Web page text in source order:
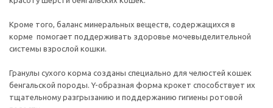
Кроме того, баланс минеральных веществ, содержащихся в
корме помогает поддерживать здоровье мочевыделительной
системы взрослой кошки.
Гранулы сухого корма созданы специально для челюстей кошек
бенгальской породы. Y-образная форма крокет способствует их
тщательному разгрызанию и поддержанию гигиены ротовой